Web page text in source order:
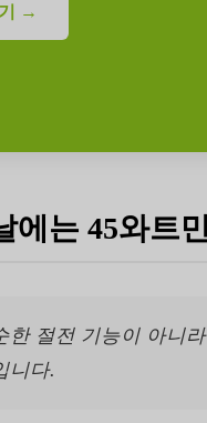
→
에는 45와트
한 절전 기능이 아니
니다.